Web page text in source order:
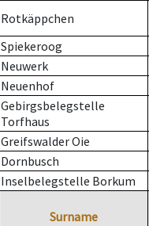
Rotkäppchen
Spiekeroog
Neuwerk
Neuenhof
Gebirgsbelegstelle
Torfhaus
Greifswalder Oie
Dornbusch
Inselbelegstelle Borkum
Surname